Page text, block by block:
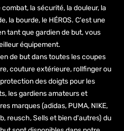
la sécurité, la douleur, la
la bourde, le HÉROS. C'est une
tant que gardien de but, vous
équipement.
de but dans toutes les coupes
couture extérieure, rollfinger ou
des doigts pour les
les gardiens amateurs et
marques (adidas, PUMA, NIKE,
reusch, Sells et bien d'autres) du